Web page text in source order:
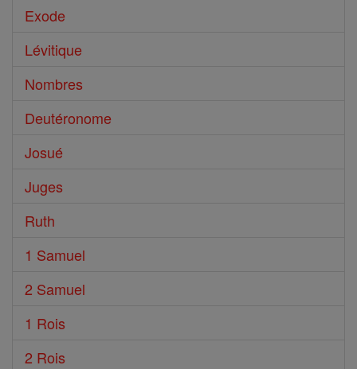
Exode
Lévitique
Nombres
Deutéronome
Josué
Juges
Ruth
1 Samuel
2 Samuel
1 Rois
2 Rois